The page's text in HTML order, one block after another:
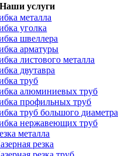
Наши услуги
металла
уголка
швеллера
арматуры
листового металла
двутавра
труб
алюминиевых труб
профильных труб
труб большого диаметра
нержавеющих труб
металла
резка